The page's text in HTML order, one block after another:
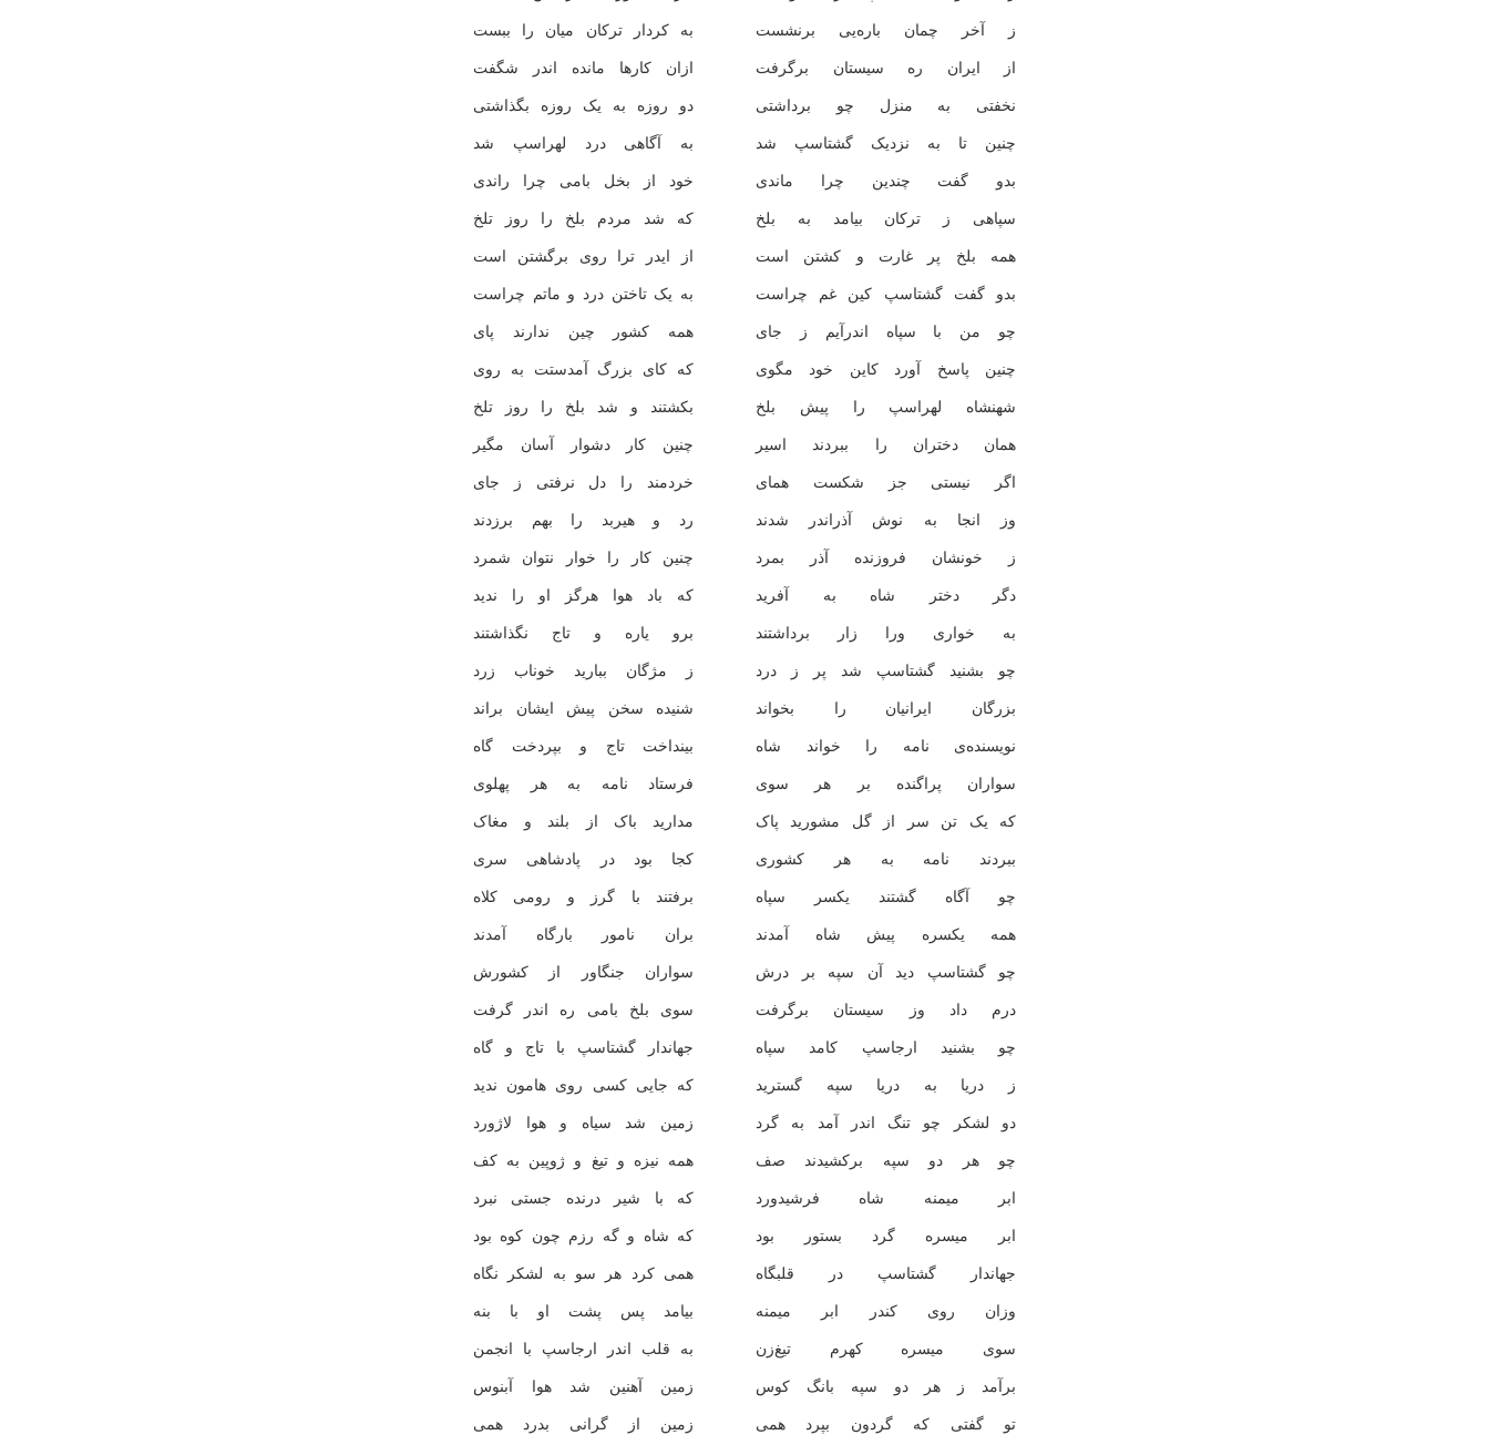
ز آخر چمان باره‌یی برنشست به کردار ترکان میان را ببست
از ایران ره سیستان برگرفت ازان کارها مانده اندر شگفت
نخفتی به منزل چو برداشتی دو روزه به یک روزه بگذاشتی
چنین تا به نزدیک گشتاسپ شد به آگاهی درد لهراسپ شد
بدو گفت چندین چرا ماندی خود از بخل بامی چرا راندی
سپاهی ز ترکان بیامد به بلخ که شد مردم بلخ را روز تلخ
همه بلخ پر غارت و کشتن است از ایدر ترا روی برگشتن است
بدو گفت گشتاسپ کین غم چراست به یک تاختن درد و ماتم چراست
چو من با سپاه اندرآیم ز جای همه کشور چین ندارند پای
چنین پاسخ آورد کاین خود مگوی که کای بزرگ آمدستت به روی
شهنشاه لهراسپ را پیش بلخ بکشتند و شد بلخ را روز تلخ
همان دختران را ببردند اسیر چنین کار دشوار آسان مگیر
اگر نیستی جز شکست همای خردمند را دل نرفتی ز جای
وز انجا به نوش آذراندر شدند رد و هیربد را بهم برزدند
ز خونشان فروزنده آذر بمرد چنین کار را خوار نتوان شمرد
دگر دختر شاه به آفرید که باد هوا هرگز او را ندید
به خواری ورا زار برداشتند برو یاره و تاج نگذاشتند
چو بشنید گشتاسپ شد پر ز درد ز مژگان ببارید خوناب زرد
بزرگان ایرانیان را بخواند شنیده سخن پیش ایشان براند
نویسنده‌ی نامه را خواند شاه بینداخت تاج و بپردخت گاه
سواران پراگنده بر هر سوی فرستاد نامه به هر پهلوی
که یک تن سر از گل مشورید پاک مدارید باک از بلند و مغاک
ببردند نامه به هر کشوری کجا بود در پادشاهی سری
چو آگاه گشتند یکسر سپاه برفتند با گرز و رومی کلاه
همه یکسره پیش شاه آمدند بران نامور بارگاه آمدند
چو گشتاسپ دید آن سپه بر درش سواران جنگاور از کشورش
درم داد وز سیستان برگرفت سوی بلخ بامی ره اندر گرفت
چو بشنید ارجاسپ کامد سپاه جهاندار گشتاسپ با تاج و گاه
ز دریا به دریا سپه گسترید که جایی کسی روی هامون ندید
دو لشکر چو تنگ اندر آمد به گرد زمین شد سیاه و هوا لاژورد
چو هر دو سپه برکشیدند صف همه نیزه و تیغ و ژوپین به کف
ابر میمنه شاه فرشیدورد که با شیر درنده جستی نبرد
ابر میسره گرد بستور بود که شاه و گه رزم چون کوه بود
جهاندار گشتاسپ در قلبگاه همی کرد هر سو به لشکر نگاه
وزان روی کندر ابر میمنه بیامد پس پشت او با بنه
سوی میسره کهرم تیغ‌زن به قلب اندر ارجاسپ با انجمن
برآمد ز هر دو سپه بانگ کوس زمین آهنین شد هوا آبنوس
تو گفتی که گردون بپرد همی زمین از گرانی بدرد همی